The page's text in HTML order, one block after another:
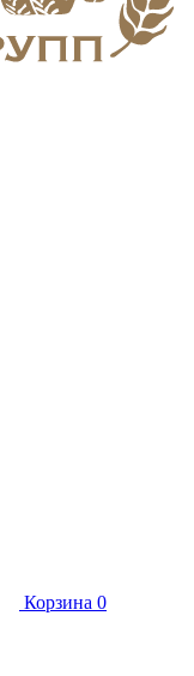
Корзина 0